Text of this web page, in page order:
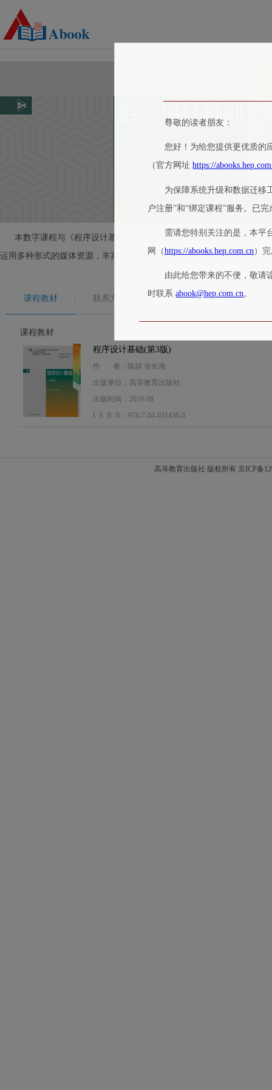
本数字课程与《程序设计基础（第3版）》纸质教材紧密配合，为读
运用多种形式的媒体资源，丰富了知识的呈现形式，拓展了教材内容。
课程教材 联系方式
课程教材
程序设计基础(第3版)
作 者：陈娟 张长海
出版单位：高等教育出版社
出版时间：2019-08
I S B N：978-7-04-051436-0
尊敬的读者朋友：
您好！为给您提供更优质的
（官方网址https://
为保障系统升级和数据迁移
户注册”和“绑定课程”服务。已
需请您特别关注的是，本平
网（https://abooks.hep.com.cn）
由此给您带来的不便，敬请
时联系abook@hep.com.cn。
高等教育出版社 版权所有 京ICP备